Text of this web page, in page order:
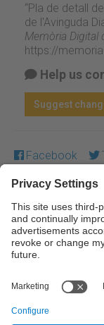
“Pla de detall
de l'Avinguda
Memòria Digital
https://
Help us
Suggest
Facebook
Except where
licensed under a
NonCommercial-